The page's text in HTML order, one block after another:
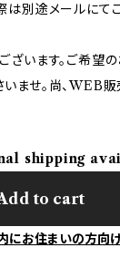
は別途メールにて
います。ご希望
ませ。尚、WEB
shipping
to cart
にお住まいの方向